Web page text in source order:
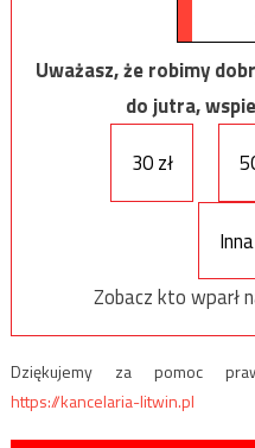
Uważasz, że robimy
do jutra,
30 zł
Zobacz kto wparł
Dziękujemy za pomoc
https://kancelaria-litwin.pl